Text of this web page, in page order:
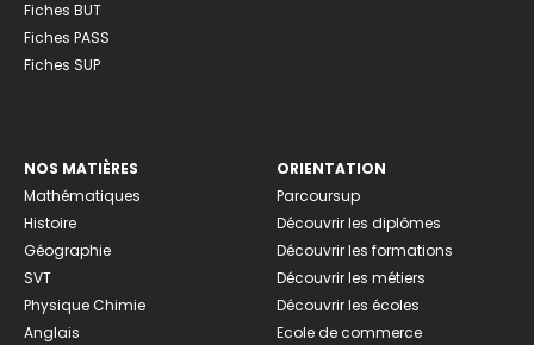
Fiches BUT
Fiches PASS
Fiches SUP
NOS MATIÈRES
Mathématiques
Histoire
Géographie
SVT
Physique Chimie
Anglais
ORIENTATION
Parcoursup
Découvrir les diplômes
Découvrir les formations
Découvrir les métiers
Découvrir les écoles
Ecole de commerce